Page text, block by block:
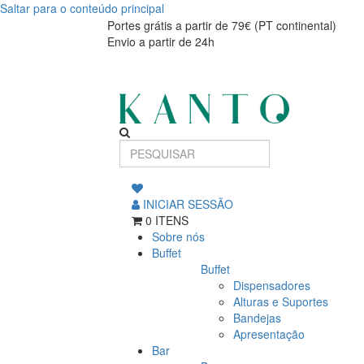
Saltar para o conteúdo principal
Portes grátis a partir de 79€ (PT continental)
Envio a partir de 24h
INICIAR SESSÃO
0 ITENS
Sobre nós
Buffet
Buffet
Dispensadores
Alturas e Suportes
Bandejas
Apresentação
Bar